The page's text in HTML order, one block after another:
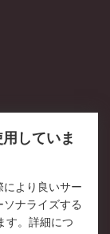
していま
より良いサー
ナライズする
す。詳細につ